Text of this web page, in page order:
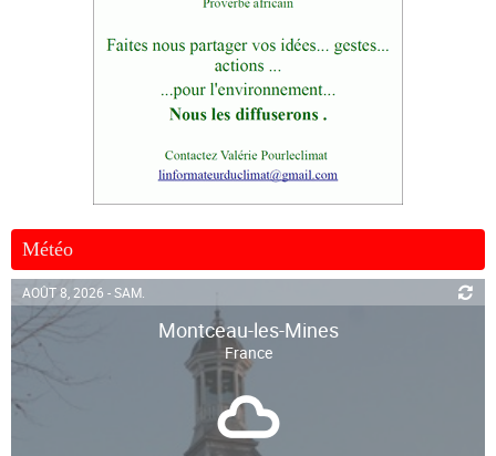
Météo
AOÛT 8, 2026 - SAM.
Montceau-les-Mines
France